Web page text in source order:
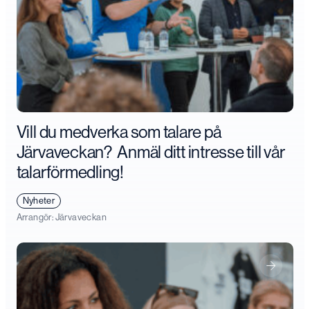
Vill du medverka som talare på
Järvaveckan? Anmäl ditt intresse till vår
talarförmedling!
Nyheter
Arrangör:Järvaveckan